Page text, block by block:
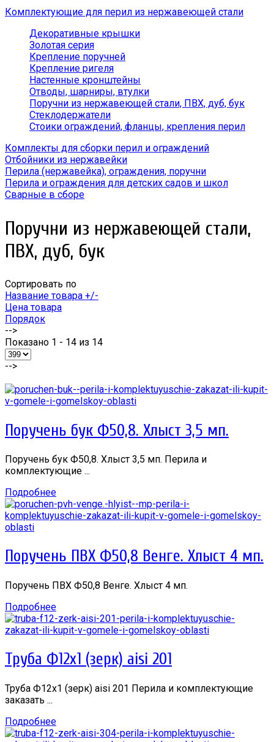
Комплектующие для перил из нержавеющей стали
Декоративные крышки
Золотая серия
Крепление поручней
Крепление ригеля
Настенные кронштейны
Отводы, шарниры, втулки
Поручни из нержавеющей стали, ПВХ, дуб, бук
Стеклодержатели
Стоики ограждений, фланцы, крепления перил
Комплекты для сборки перил и ограждений
Отбойники из нержавейки
Перила (нержавейка), ограждения, поручни
Перила и ограждения для детских садов и школ
Сварные в сборе
Поручни из нержавеющей стали,
ПВХ, дуб, бук
Сортировать по
Название товара +/-
Цена товара
Порядок
-->
Показано 1 - 14 из 14
-->
Поручень бук Ф50,8. Хлыст 3,5 мп.
Поручень бук Ф50,8. Хлыст 3,5 мп. Перила и
комплектующие ...
Подробнее
Поручень ПВХ Ф50,8 Венге. Хлыст 4 мп.
Поручень ПВХ Ф50,8 Венге. Хлыст 4 мп.
Подробнее
Труба Ф12х1 (зерк) aisi 201
Труба Ф12х1 (зерк) aisi 201 Перила и комплектующие
заказать ...
Подробнее